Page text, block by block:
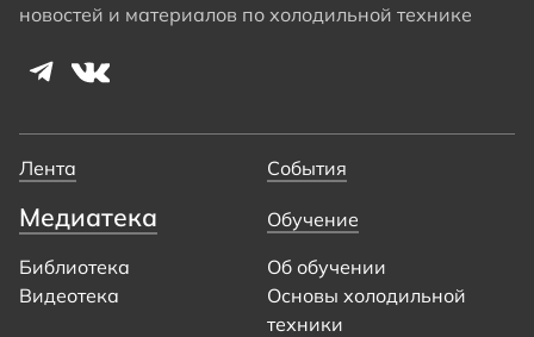
новостей и материалов по холодильной технике
Лента События
Медиатека
Библиотека
Видеотека
Обучение
Об обучении
Основы холодильной
техники